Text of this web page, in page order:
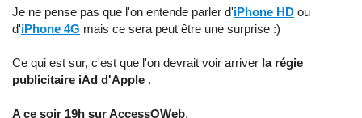
Je ne pense pas que l'on entende parler d'iPhone HD ou
d'iPhone 4G mais ce sera peut être une surprise :)
Ce qui est sur, c'est que l'on devrait voir arriver la régie
publicitaire iAd d'Apple .
A ce soir 19h sur AccessOWeb.